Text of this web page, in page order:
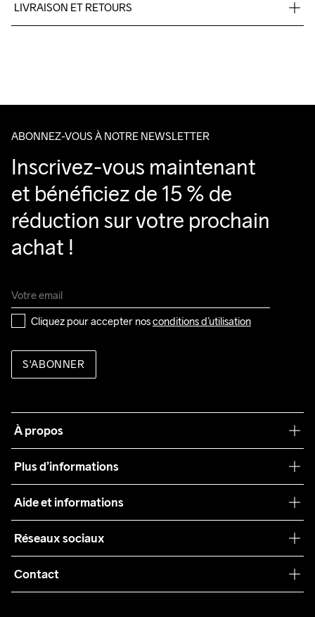
LIVRAISON ET RETOURS
ABONNEZ-VOUS À NOTRE NEWSLETTER
Inscrivez-vous maintenant
et bénéficiez de 15 % de
réduction sur votre prochain
achat !
Cliquez pour accepter nos conditions d’utilisation
S'ABONNER
À propos
Plus d’informations
Teamwear
Durabilité
Collaborations
Aide et informations
Conditions générales
Retours
Réseaux sociaux
Contact